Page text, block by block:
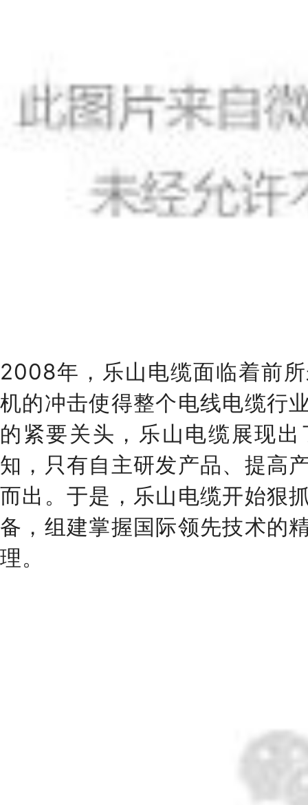
2008年，乐山电缆面临着前
机的冲击使得整个电线电缆行
的紧要关头，乐山电缆展现
知，只有自主研发产品、提高
而出。于是，乐山电缆开始狠
备，组建掌握国际领先技术的
理。